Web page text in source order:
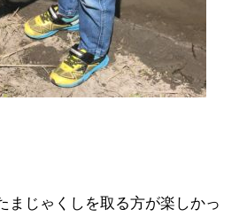
まじゃくしを取る方が楽しかっ